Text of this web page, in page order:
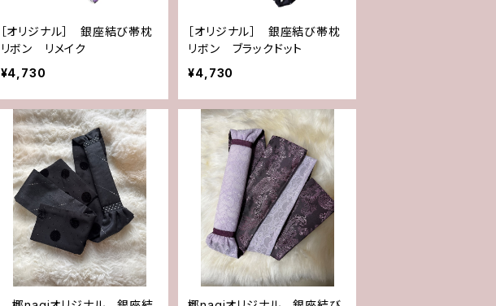
［オリジナル］ 銀座結び帯枕
リボン リメイク
¥4,730
［オリジナル］ 銀座結び帯枕
リボン ブラックドット
¥4,730